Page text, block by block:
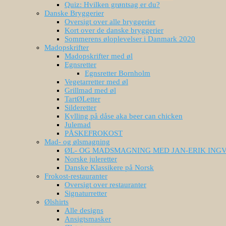
Quiz: Hvilken grøntsag er du?
Danske Bryggerier
Oversigt over alle bryggerier
Kort over de danske bryggerier
Sommerens øloplevelser i Danmark 2020
Madopskrifter
Madopskrifter med øl
Egnsretter
Egnsretter Bornholm
Vegetarretter med øl
Grillmad med øl
TartØLetter
Silderetter
Kylling på dåse aka beer can chicken
Julemad
PÅSKEFROKOST
Mad- og ølsmagning
ØL- OG MADSMAGNING MED JAN-ERIK
Norske juleretter
Danske Klassikere på Norsk
Frokost-restauranter
Oversigt over restauranter
Signaturretter
Ølshirts
Alle designs
Ansigtsmasker